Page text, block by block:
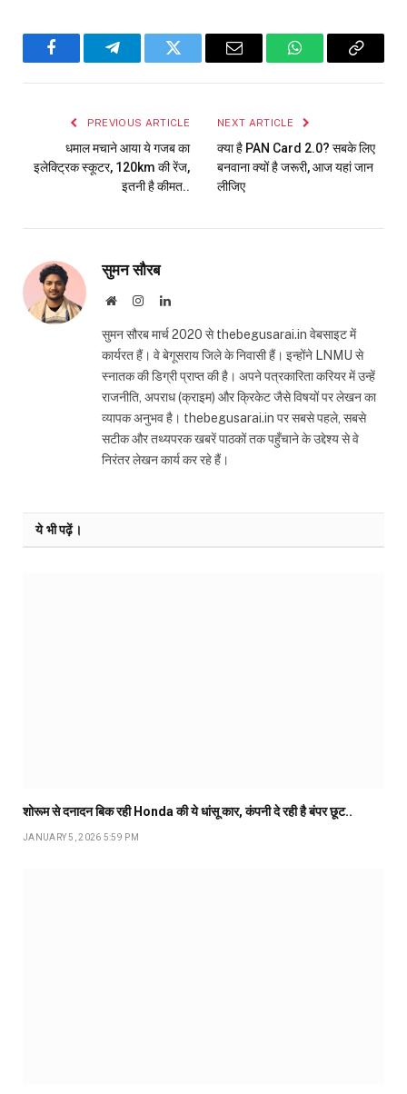
FacebookTelegramTwitter Email WhatsAppCopy
PREVIOUS ARTICLE
धमाल मचाने आया ये गजब का
इलेक्ट्रिक स्कूटर, 120km की रेंज,
इतनी है कीमत..
NEXT ARTICLE
क्या है PAN Card 2.0? सबके लिए
बनवाना क्यों है जरूरी, आज यहां जान
लीजिए
सुमन सौरब
WebsiteInstagramLinkedIn
सुमन सौरब मार्च 2020 से thebegusarai.in वेबसाइट में
कार्यरत हैं। वे बेगूसराय जिले के निवासी हैं। इन्होंने LNMU से
स्नातक की डिग्री प्राप्त की है। अपने पत्रकारिता करियर में उन्हें
राजनीति, अपराध (क्राइम) और क्रिकेट जैसे विषयों पर लेखन का
व्यापक अनुभव है। thebegusarai.in पर सबसे पहले, सबसे
सटीक और तथ्यपरक खबरें पाठकों तक पहुँचाने के उद्देश्य से वे
निरंतर लेखन कार्य कर रहे हैं।
ये भी पढ़ें।
शोरूम से दनादन बिक रही Honda की ये धांसू कार, कंपनी दे रही है बंपर छूट..
JANUARY 5, 2026 5:59 PM